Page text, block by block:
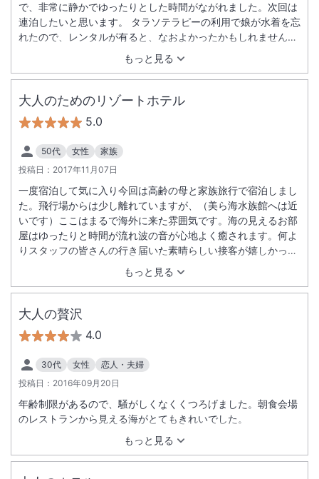
もっと見る
で、非常に静かでゆったりとした時間がながれました。次回は
連泊したいと思います。 タラソテラピーの利用で娘が水着を忘
れたので、レンタルが有ると、なおよかったかもしれません。
（事前にレンタルが無い事は知っていたので、こちらのミスで
大人のためのリゾートホテル
5.0
50代 女性
家族
投稿日： 2017年11月07日
もっと見る
一度宿泊して気に入り今回は高齢の母と家族旅行で宿泊しまし
た。飛行場からは少し離れていますが、（美ら海水族館へは近
いです）ここはまるで海外に来た雰囲気です。海の見えるお部
屋はゆったりと時間が流れ波の音が心地よく癒されます。何よ
りスタッフの皆さんの行き届いた素晴らしい接客が嬉しかった
です。連休でしたので、イベントとしてビーチでの朝ヨガを申
し込みましたが、その日が風がきつく寒かったので急遽ホテル
内の芝生の上ですることになりましたが、その時も温かいタオ
ルや飲み物を持ってきて頂き気遣いのよさを感じました。 朝食
ティーも充実しておりました。また機会があれば訪れたいと思
います。
大人の贅沢
4.0
30代 女性
恋人・夫婦
投稿日： 2016年09月20日
もっと見る
年齢制限があるので、騒がしくなくくつろげました。朝食会場
のレストランから見える海がとてもきれいでした。